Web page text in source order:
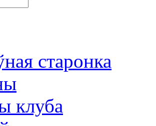
старонка
клуба